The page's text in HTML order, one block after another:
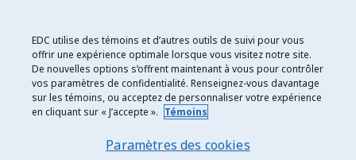
Exportation et développement Canada
Énoncé de confidentialité
EDC utilise des témoins et d’autres outils de suivi pour vous
offrir une expérience optimale lorsque vous visitez notre site.
De nouvelles options s’offrent maintenant à vous pour contrôler
vos paramètres de confidentialité. Renseignez-vous davantage
sur les témoins, ou acceptez de personnaliser votre expérience
en cliquant sur « J’accepte ». Témoins
Paramètres des cookies